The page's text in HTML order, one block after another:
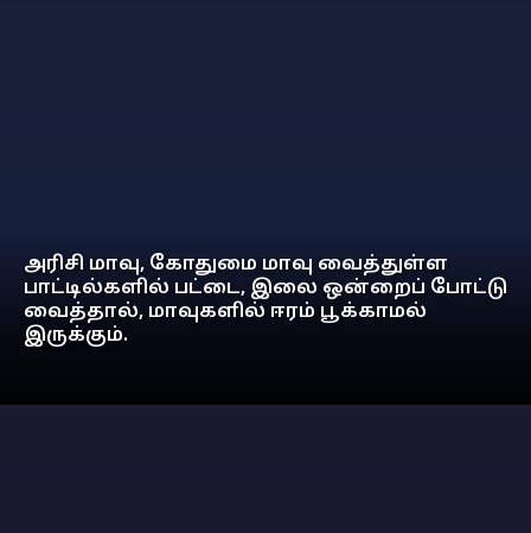
அரிசி மாவு, கோதுமை மாவு வைத்துள்ள
பாட்டில்களில் பட்டை, இலை ஒன்றைப் போட்டு
வைத்தால், மாவுகளில் ஈரம் பூக்காமல்
இருக்கும்.